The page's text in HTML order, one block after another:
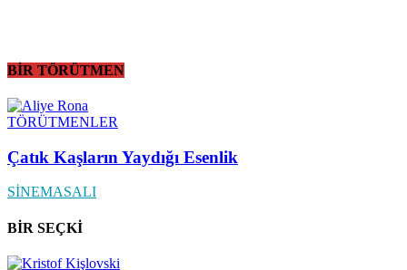
BİR TÖRÜTMEN
TÖRÜTMENLER
Çatık Kaşların Yaydığı Esenlik
SİNEMASALI
BİR SEÇKİ